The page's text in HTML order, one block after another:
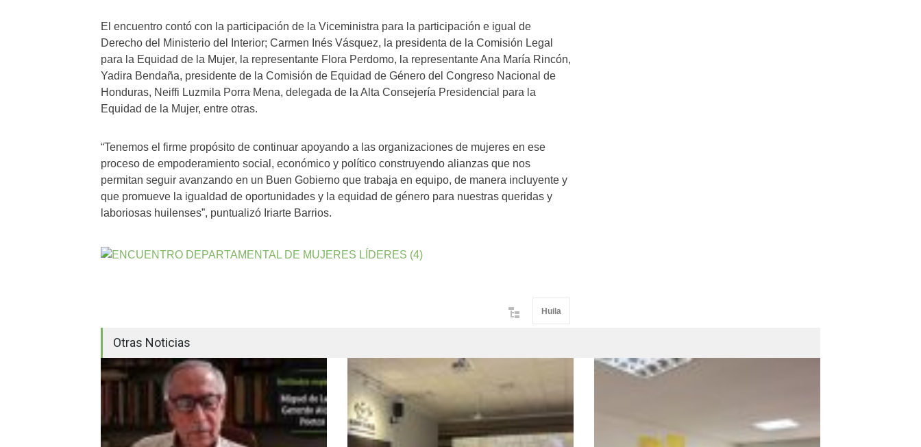
El encuentro contó con la participación de la Viceministra para la participación e igual de
Derecho del Ministerio del Interior; Carmen Inés Vásquez, la presidenta de la Comisión Legal
para la Equidad de la Mujer, la representante Flora Perdomo, la representante Ana María Rincón,
Yadira Bendaña, presidente de la Comisión de Equidad de Género del Congreso Nacional de
Honduras, Neiffi Luzmila Porra Mena, delegada de la Alta Consejería Presidencial para la
Equidad de la Mujer, entre otras.
“Tenemos el firme propósito de continuar apoyando a las organizaciones de mujeres en ese
proceso de empoderamiento social, económico y político construyendo alianzas que nos
permitan seguir avanzando en un Buen Gobierno que trabaja en equipo, de manera incluyente y
que promueve la igualdad de oportunidades y la equidad de género para nuestras queridas y
laboriosas huilenses”, puntualizó Iriarte Barrios.
Huila
Otras Noticias